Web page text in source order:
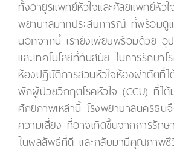
ทั้งอายุรแพทย์หัวใจและศัลยแพทย์หัว
พยาบาลมากประสบการณ์ ที่พร้อมดู
นอกจากนี้ เรายังเพียบพร้อมด้วย
และเทคโนโลยีที่ทันสมัย ในการรักษาโ
ห้องปฏิบัติการสวนหัวใจห้องผ่าตัดที่
พักผู้ป่วยวิกฤตโรคหัวใจ (CCU) ที่ไ
ศักยภาพเหล่านี้ โรงพยาบาลนครธน
ความเสี่ยง ที่อาจเกิดขึ้นจากการรัก
ในผลลัพธ์ที่ดี และกลับมามีคุณภาพชี